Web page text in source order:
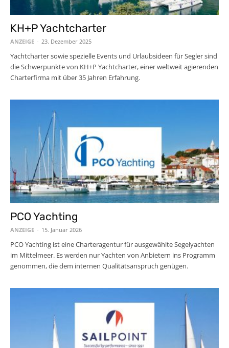
KH+P Yachtcharter
ANZEIGE - 23. Dezember 2025
Yachtcharter sowie spezielle Events und Urlaubsideen für Segler sind
die Schwerpunkte von KH+P Yachtcharter, einer weltweit agierenden
Charterfirma mit über 35 Jahren Erfahrung.
PCO Yachting
ANZEIGE - 15. Januar 2026
PCO Yachting ist eine Charteragentur für ausgewählte Segelyachten
im Mittelmeer. Es werden nur Yachten von Anbietern ins Programm
genommen, die dem internen Qualitätsanspruch genügen.